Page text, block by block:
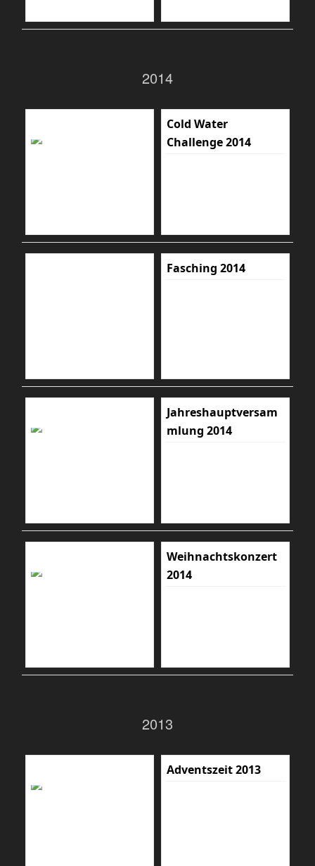
2014
Cold Water
Challenge 2014
Fasching 2014
Jahreshauptversam
mlung 2014
Weihnachtskonzert
2014
2013
Adventszeit 2013